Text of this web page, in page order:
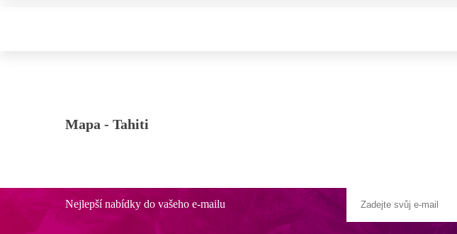
Mapa - Tahiti
Nejlepší nabídky do vašeho e-mailu